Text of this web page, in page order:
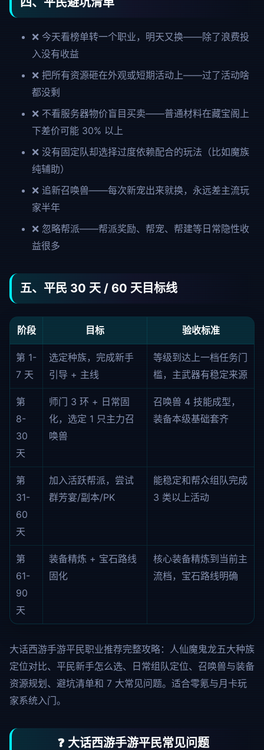
❌ 今天看榜单转一个职业，明天又换——除了浪费投
入没有收益
❌ 把所有资源砸在外观或短期活动上——过了活动啥
都没剩
❌ 不看服务器物价盲目买卖——普通材料在藏宝阁上
下差价可能 30% 以上
❌ 没有固定队却选择过度依赖配合的玩法（比如魔族
纯辅助）
❌ 追新召唤兽——每次新宠出来就换，永远差主流玩
家半年
❌ 忽略帮派——帮派奖励、帮宠、帮建等日常隐性收
益很多
五、平民 30 天 / 60 天目标线
阶段 目标 验收标准
第 1-
7 天
选定种族，完成新手
引导 + 主线
等级到达上一档任务门
槛，主武器有稳定来源
第
8-
30
天
师门 3 环 + 日常固
化，选定 1 只主力召
唤兽
召唤兽 4 技能成型，
装备本级基础套齐
第
31-
60
天
加入活跃帮派，尝试
群芳宴/副本/PK
能稳定和帮众组队完成
3 类以上活动
第
61-
90
天
装备精炼 + 宝石路线
固化
核心装备精炼到当前主
流档，宝石路线明确
大话西游手游平民职业推荐完整攻略：人仙魔鬼龙五大种族
定位对比、平民新手怎么选、日常组队定位、召唤兽与装备
资源规划、避坑清单和 7 大常见问题。适合零氪与月卡玩
家系统入门。
❓ 大话西游手游平民常见问题